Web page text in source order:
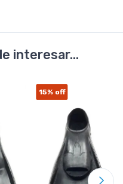
interesar...
15% off